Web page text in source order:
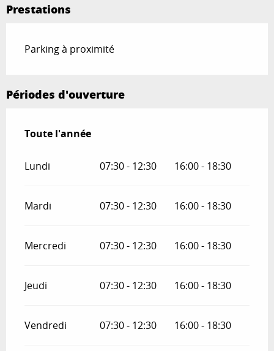
Prestations
Parking à proximité
Périodes d'ouverture
Toute l'année
Toute l'année
Lundi 07:30 - 12:30 16:00 - 18:30
Mardi 07:30 - 12:30 16:00 - 18:30
Mercredi 07:30 - 12:30 16:00 - 18:30
Jeudi 07:30 - 12:30 16:00 - 18:30
Vendredi 07:30 - 12:30 16:00 - 18:30